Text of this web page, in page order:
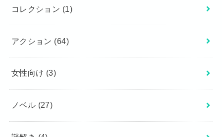
コレクション (1)
アクション (64)
女性向け (3)
ノベル (27)